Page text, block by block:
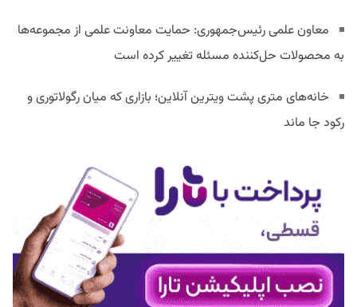
معاون علمی رئیس‌جمهوری: حمایت معاونت علمی از مجموعه‌ها
به محصولات حل‌کننده مسئله تغییر کرده است
خانه‌های متری پشت ویترین آنلاین؛ بازاری که میان رگولاتوری و
رکود جا ماند